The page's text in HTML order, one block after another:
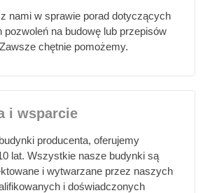
nami w sprawie porad dotyczących
pozwoleń na budowę lub przepisów
chętnie pomożemy.
i wsparcie
producenta, oferujemy
lat. Wszystkie nasze budynki są
i wytwarzane przez naszych
i doświadczonych